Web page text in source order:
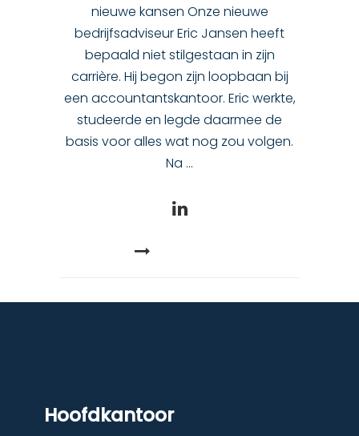
nieuwe kansen Onze nieuwe
bedrijfsadviseur Eric Jansen heeft
bepaald niet stilgestaan in zijn
carrière. Hij begon zijn loopbaan bij
een accountantskantoor. Eric werkte,
studeerde en legde daarmee de
basis voor alles wat nog zou volgen.
Na
Hoofdkantoor